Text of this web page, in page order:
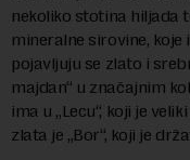
nekoliko stotina hiljada
mineralne sirovine,
pojavljuju se zlato i
majdan“ u značajnim
ima u „Lecu“, koji je
zlata je „Bor“, koji je